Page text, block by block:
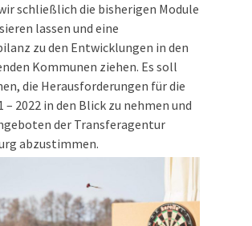
schließlich die bisherigen Module
lassen und eine
zu den Entwicklungen in den
Kommunen ziehen. Es soll
die Herausforderungen für die
– 2022 in den Blick zu nehmen und
der Transferagentur
abzustimmen.